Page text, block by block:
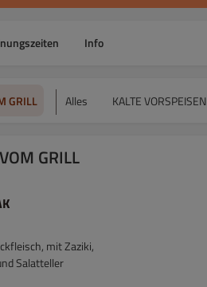
Info
GRILL Alles KALTE VORSPEISEN
GRILL
mit Zaziki,
Salatteller